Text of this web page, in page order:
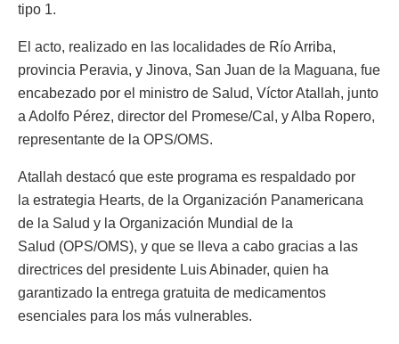
tipo 1.
El acto, realizado en las localidades de Río Arriba,
provincia Peravia, y Jinova, San Juan de la Maguana, fue
encabezado por el ministro de Salud, Víctor Atallah, junto
a Adolfo Pérez, director del Promese/Cal, y Alba Ropero,
representante de la OPS/OMS.
Atallah destacó que este programa es respaldado por
la estrategia Hearts, de la Organización Panamericana
de la Salud y la Organización Mundial de la
Salud (OPS/OMS), y que se lleva a cabo gracias a las
directrices del presidente Luis Abinader, quien ha
garantizado la entrega gratuita de medicamentos
esenciales para los más vulnerables.